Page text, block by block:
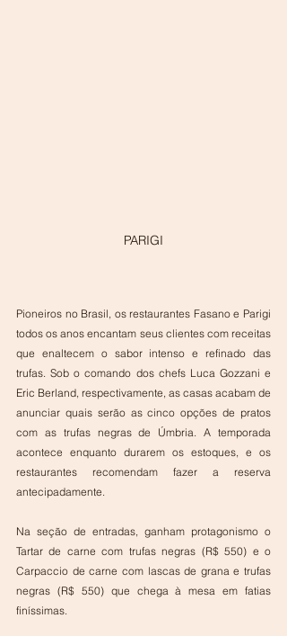
PARIGI
Pioneiros no Brasil, os restaurantes Fasano e Parigi
todos os anos encantam seus clientes com receitas
que enaltecem o sabor intenso e refinado das
trufas. Sob o comando dos chefs Luca Gozzani e
Eric Berland, respectivamente, as casas acabam de
anunciar quais serão as cinco opções de pratos
com as trufas negras de Úmbria. A temporada
acontece enquanto durarem os estoques, e os
restaurantes recomendam fazer a reserva
antecipadamente.
Na seção de entradas, ganham protagonismo o
Tartar de carne com trufas negras (R$ 550) e o
Carpaccio de carne com lascas de grana e trufas
negras (R$ 550) que chega à mesa em fatias
finíssimas.